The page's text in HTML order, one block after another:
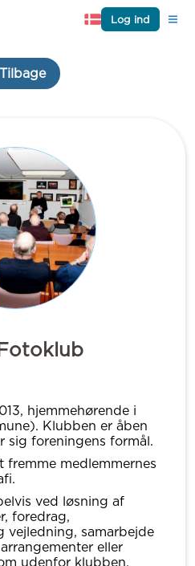
Log ind
Tilbage
hjemmehørende i
Klubben er åben
sig foreningens formål.
fremme medlemmernes
ved løsning af
foredrag,
vejledning, samarbejde
eller
udenfor klubben,